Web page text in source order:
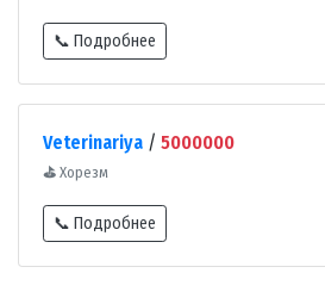
📞 Подробнее
Veterinariya / 5000000
⛳ Хорезм
📞 Подробнее